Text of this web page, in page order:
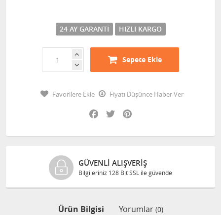
24 AY GARANTI HIZLI KARGO
Sepete Ekle
Favorilere Ekle
Fiyatı Düşünce Haber Ver
Facebook
Twitter
GÜVENLI ALIŞVERIŞ
Bilgileriniz 128 Bit SSL ile güvende
Ürün Bilgisi Yorumlar (0)